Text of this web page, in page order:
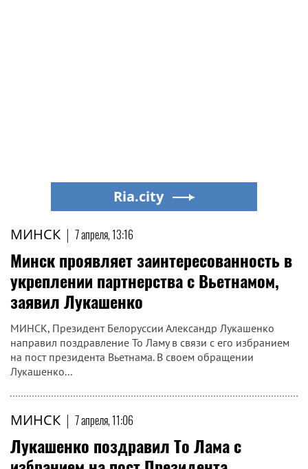
МИНСК | 7 апреля, 13:16
Минск проявляет заинтересованность в
укреплении партнерства с Вьетнамом,
заявил Лукашенко
МИНСК, Президент Белоруссии Александр Лукашенко
направил поздравление То Ламу в связи с его избранием
на пост президента Вьетнама. В своем обращении
Лукашенко...
МИНСК | 7 апреля, 11:06
Лукашенко поздравил То Лама с
Ria.city